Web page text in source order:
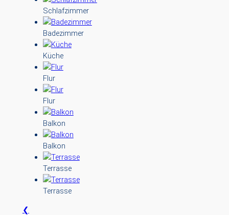
Schlafzimmer
Badezimmer
Küche
Flur
Flur
Balkon
Balkon
Terrasse
Terrasse
❮